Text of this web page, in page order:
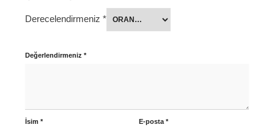
Derecelendirmeniz *
Değerlendirmeniz *
İsim * E-posta*